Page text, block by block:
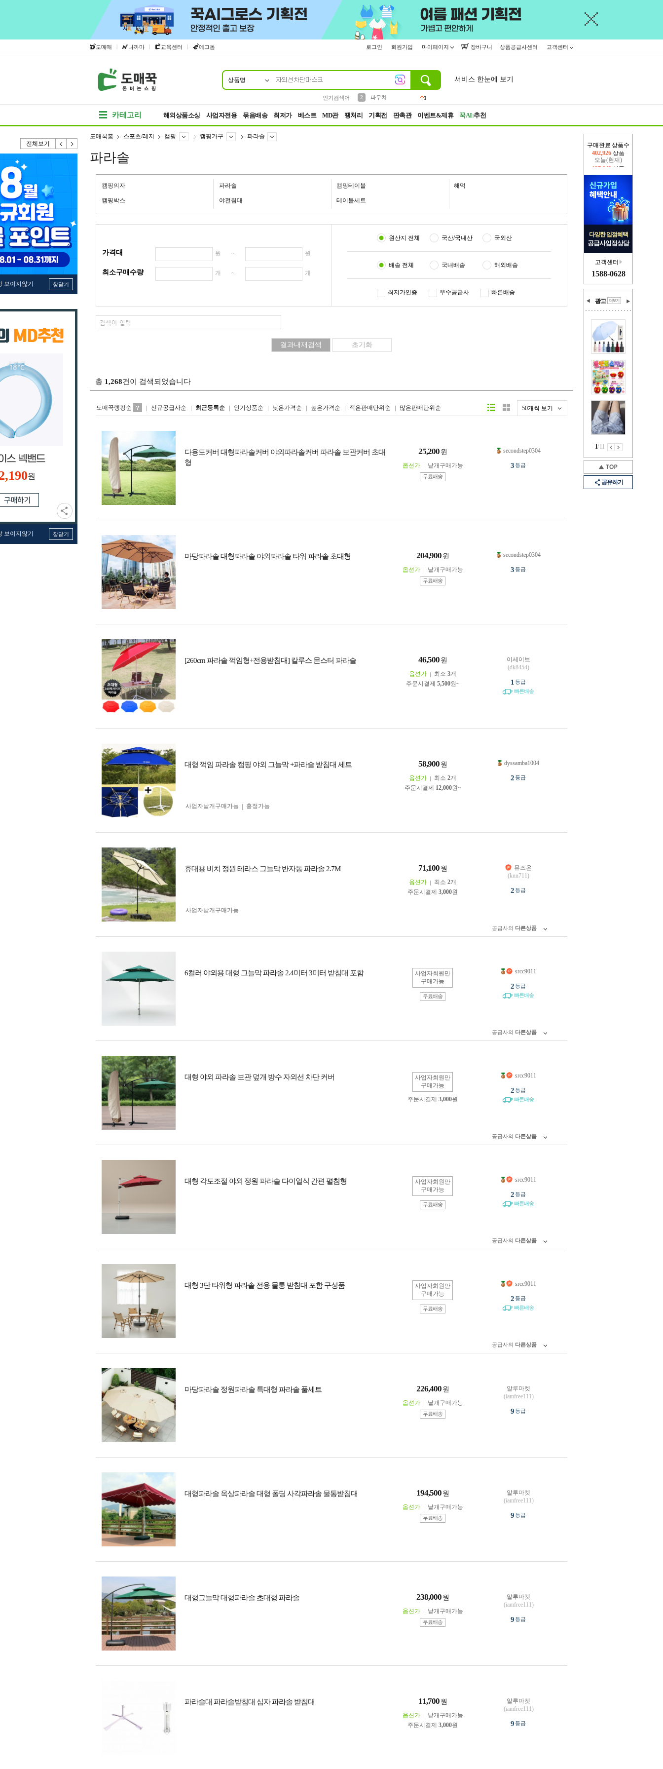
도매매 | 나까마 | 교육센터 | 에그돔 로그인 회원가입 마이페이지 장바구니 상품공급사센터 고객센터
상품명
인기검색어
2
파우치
1
서비스 한눈에 보기
카테고리 해외상품소싱 사업자전용 묶음배송 최저가 베스트 MD관 땡처리 기획전 판촉관 이벤트&제휴 꾹AI:추천
전체보기
보이지않기 창닫기
원
보이지않기 창닫기
구매완료 상품수
오늘(현재)
137,643상품
다양한 입점혜택
공급사입점상담
고객센터
1588-0628
광고
1/11
공유하기
도매꾹홈 스포츠/레저 캠핑 캠핑가구 파라솔
파라솔
캠핑의자 파라솔 캠핑테이블 해먹
캠핑박스 야전침대 테이블세트
가격대 원 ~ 원
최소구매수량 개 ~ 개
원산지 전체 국산/국내산 국외산
배송 전체 국내배송 해외배송
최저가인증 우수공급사 빠른배송
총 1,268건이 검색되었습니다
도매꾹랭킹순 신규공급사순 최근등록순 인기상품순 낮은가격순 높은가격순 적은판매단위순 많은판매단위순 50개씩 보기
리스트형갤러리형
다용도커버 대형파라솔커버 야외파라솔커버 파라솔 보관커버 초대
형
25,200 원
옵션가 낱개구매가능
무료배송
secondstep0304
3등급
마당파라솔 대형파라솔 야외파라솔 타워 파라솔 초대형 204,900 원
옵션가 낱개구매가능
무료배송
secondstep0304
3등급
[260cm 파라솔 꺽임형+전용받침대] 칼루스 몬스터 파라솔 46,500 원
옵션가 최소 3개
주문시결제 5,500원~
이세이브
(dk8454)
1 등급
빠른배송
대형 꺽임 파라솔 캠핑 야외 그늘막 +파라솔 받침대 세트 58,900 원
옵션가 최소 2개
주문시결제 12,000원~
사업자 낱개구매가능 흥정가능
dyssamba1004
2등급
휴대용 비치 정원 테라스 그늘막 반자동 파라솔 2.7M 71,100 원
옵션가 최소 2개
주문시결제 3,000원
사업자 낱개구매가능
뮤즈온
(knn711)
2등급
공급사의 다른상품
6컬러 야외용 대형 그늘막 파라솔 2.4미터 3미터 받침대 포함
사업자회원만
구매가능
무료배송
srcc9011
2등급
빠른배송
공급사의 다른상품
대형 야외 파라솔 보관 덮개 방수 자외선 차단 커버
사업자회원만
구매가능
주문시결제 3,000원
srcc9011
2등급
빠른배송
공급사의 다른상품
대형 각도조절 야외 정원 파라솔 다이얼식 간편 펼침형
사업자회원만
구매가능
무료배송
srcc9011
2등급
빠른배송
공급사의 다른상품
대형 3단 타워형 파라솔 전용 물통 받침대 포함 구성품
사업자회원만
구매가능
무료배송
srcc9011
2등급
빠른배송
공급사의 다른상품
마당파라솔 정원파라솔 특대형 파라솔 풀세트 226,400 원
옵션가 낱개구매가능
무료배송
알루마켓
(iamfree111)
9등급
대형파라솔 옥상파라솔 대형 폴딩 사각파라솔 물통받침대 194,500 원
옵션가 낱개구매가능
무료배송
알루마켓
(iamfree111)
9등급
대형그늘막 대형파라솔 초대형 파라솔 238,000 원
옵션가 낱개구매가능
무료배송
알루마켓
(iamfree111)
9등급
파라솔대 파라솔받침대 십자 파라솔 받침대 11,700 원
옵션가
낱개구매가능
주문시결제 3,000원
알루마켓
(iamfree111)
9등급